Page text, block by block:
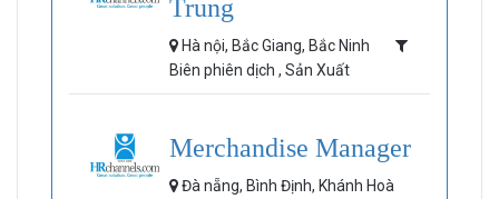
Trung
Hà nội, Bắc Giang, Bắc Ninh
Biên phiên dịch , Sản Xuất
Merchandise Manager
Đà nẵng, Bình Định, Khánh Hoà